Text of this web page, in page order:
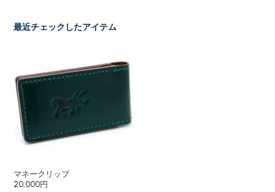
最近チェックしたアイテム
マネークリップ
20,000円